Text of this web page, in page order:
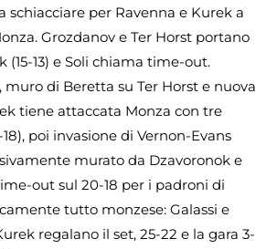
schiacciare per Ravenna e Kurek a
Grozdanov e Ter Horst portano
(15-13) e Soli chiama time-out.
muro di Beretta su Ter Horst e nuova
tiene attaccata Monza con tre
poi invasione di Vernon-Evans
murato da Dzavoronok e
out sul 20-18 per i padroni di
tutto monzese: Galassi e
regalano il set, 25-22 e la gara 3-